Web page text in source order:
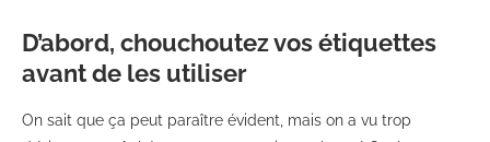
D’abord, chouchoutez vos étiquettes
avant de les utiliser
On sait que ça peut paraître évident, mais on a vu trop